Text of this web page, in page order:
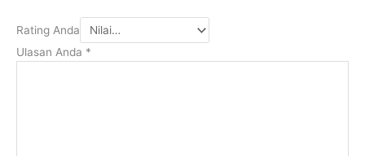
Rating Anda
Ulasan Anda *